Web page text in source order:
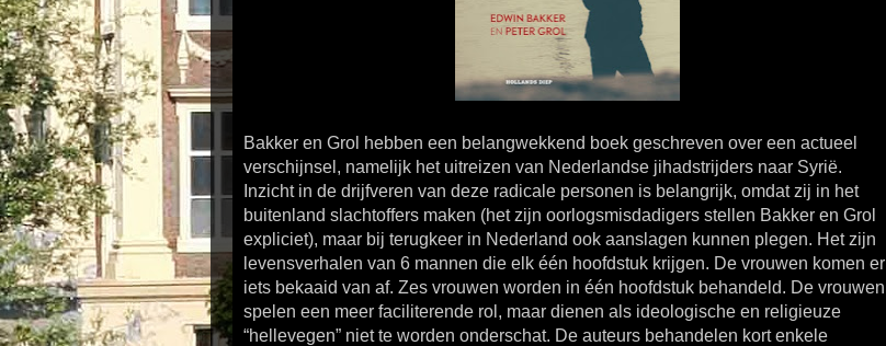
Bakker en Grol hebben een belangwekkend boek geschreven over een actueel
verschijnsel, namelijk het uitreizen van Nederlandse jihadstrijders naar Syrië.
Inzicht in de drijfveren van deze radicale personen is belangrijk, omdat zij in het
buitenland slachtoffers maken (het zijn oorlogsmisdadigers stellen Bakker en Grol
expliciet), maar bij terugkeer in Nederland ook aanslagen kunnen plegen. Het zijn
levensverhalen van 6 mannen die elk één hoofdstuk krijgen. De vrouwen komen er
iets bekaaid van af. Zes vrouwen worden in één hoofdstuk behandeld. De vrouwen
spelen een meer faciliterende rol, maar dienen als ideologische en religieuze
“hellevegen” niet te worden onderschat. De auteurs behandelen kort enkele